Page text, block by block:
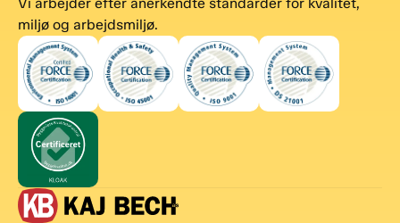
miljø og arbejdsmiljø.